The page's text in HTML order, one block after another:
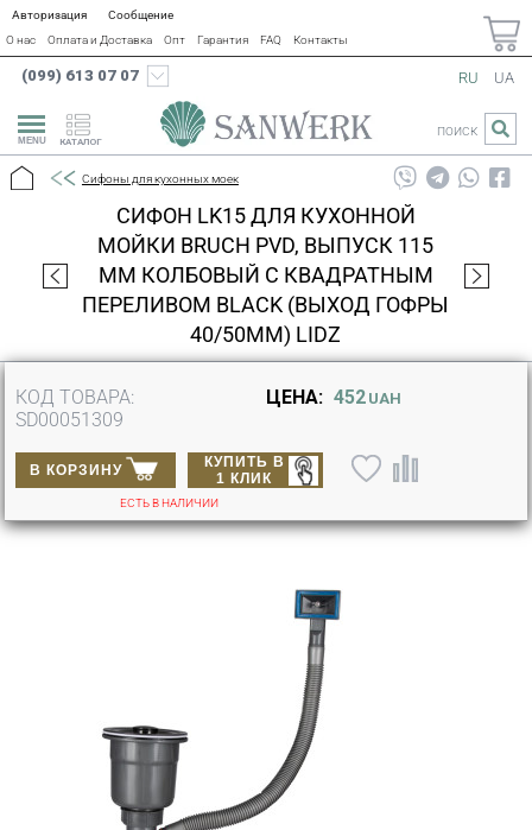
Авторизация
Сообщение
О нас
Оплата и Доставка Опт Гарантия FAQ Контакты
(099) 613 07 07
КАТАЛОГ
RU UA
ПОИСК
Сифоны для кухонных моек
СИФОН LK15 ДЛЯ КУХОННОЙ
МОЙКИ BRUCH PVD, ВЫПУСК 115
ММ КОЛБОВЫЙ С КВАДРАТНЫМ
ПЕРЕЛИВОМ BLACK (ВЫХОД ГОФРЫ
40/50ММ) LIDZ
КОД ТОВАРА:
SD00051309
ЦЕНА: 452 UAH
В КОРЗИНУ
КУПИТЬ В
1 КЛИК
ЕСТЬ В НАЛИЧИИ